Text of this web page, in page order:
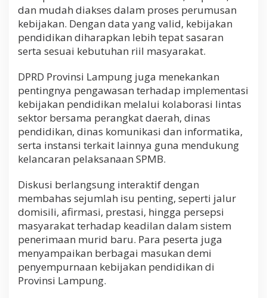
dan mudah diakses dalam proses perumusan
kebijakan. Dengan data yang valid, kebijakan
pendidikan diharapkan lebih tepat sasaran
serta sesuai kebutuhan riil masyarakat.
DPRD Provinsi Lampung juga menekankan
pentingnya pengawasan terhadap implementasi
kebijakan pendidikan melalui kolaborasi lintas
sektor bersama perangkat daerah, dinas
pendidikan, dinas komunikasi dan informatika,
serta instansi terkait lainnya guna mendukung
kelancaran pelaksanaan SPMB.
Diskusi berlangsung interaktif dengan
membahas sejumlah isu penting, seperti jalur
domisili, afirmasi, prestasi, hingga persepsi
masyarakat terhadap keadilan dalam sistem
penerimaan murid baru. Para peserta juga
menyampaikan berbagai masukan demi
penyempurnaan kebijakan pendidikan di
Provinsi Lampung.